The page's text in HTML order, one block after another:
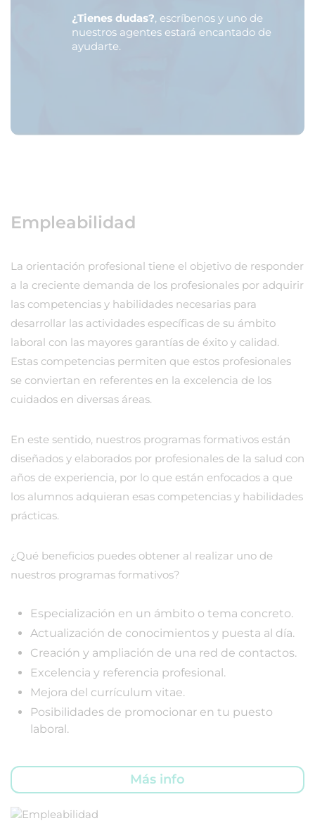
¿Tienes dudas?, escríbenos y uno de
nuestros agentes estará encantado de
ayudarte.
Empleabilidad
La orientación profesional tiene el objetivo de responder
a la creciente demanda de los profesionales por adquirir
las competencias y habilidades necesarias para
desarrollar las actividades específicas de su ámbito
laboral con las mayores garantías de éxito y calidad.
Estas competencias permiten que estos profesionales
se conviertan en referentes en la excelencia de los
cuidados en diversas áreas.
En este sentido, nuestros programas formativos están
diseñados y elaborados por profesionales de la salud con
años de experiencia, por lo que están enfocados a que
los alumnos adquieran esas competencias y habilidades
prácticas.
¿Qué beneficios puedes obtener al realizar uno de
nuestros programas formativos?
Especialización en un ámbito o tema concreto.
Actualización de conocimientos y puesta al día.
Creación y ampliación de una red de contactos.
Excelencia y referencia profesional.
Mejora del currículum vitae.
Posibilidades de promocionar en tu puesto
laboral.
Más info